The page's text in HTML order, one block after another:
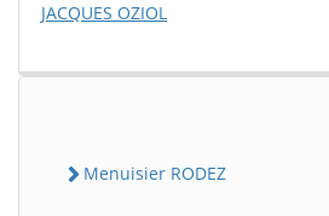
JACQUES OZIOL
Menuisier RODEZ